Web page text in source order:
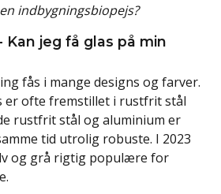
indbygningsbiopejs?
Kan jeg få glas på min
fås i mange designs og farver.
er ofte fremstillet i rustfrit stål
rustfrit stål og aluminium er
tid utrolig robuste. I 2023
og grå rigtig populære for